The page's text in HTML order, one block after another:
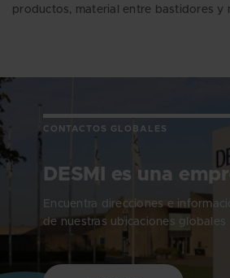
productos, material entre bastidores y
CONTACTOS GLOBALES
DESMI es una
Encuentra direcciones e
de nuestras ubicaciones globales